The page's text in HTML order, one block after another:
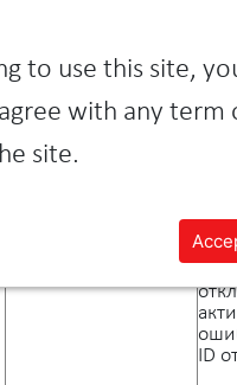
_gid
от
ID
to use this site,
with any term
site.